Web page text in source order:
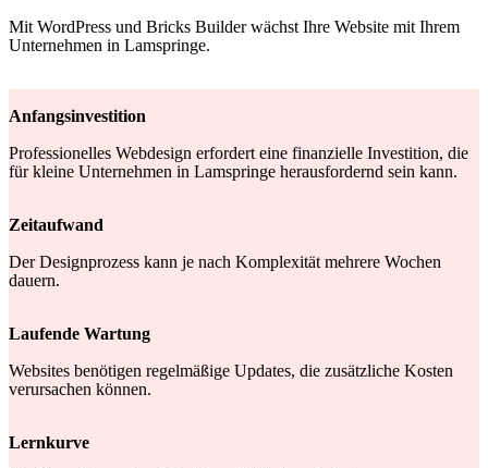
Mit WordPress und Bricks Builder wächst Ihre Website mit Ihrem
Unternehmen in Lamspringe.
Anfangsinvestition
Professionelles Webdesign erfordert eine finanzielle Investition, die
für kleine Unternehmen in Lamspringe herausfordernd sein kann.
Zeitaufwand
Der Designprozess kann je nach Komplexität mehrere Wochen
dauern.
Laufende Wartung
Websites benötigen regelmäßige Updates, die zusätzliche Kosten
verursachen können.
Lernkurve